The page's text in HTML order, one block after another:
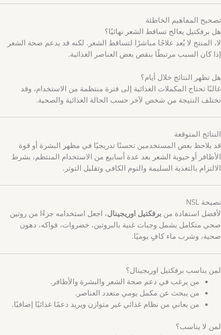
تصحيح المفاهيم الخاطئة
هل برفكتيل يعالج تساقط الشعر نهائيًا؟
لا، المنتج لا يُعد علاجًا مباشرًا لتساقط الشعر. لكنه قد يدعم صحة الشعر
إذا كان السبب مرتبطًا بنقص بعض العناصر الغذائية.
هل تظهر النتائج خلال أيام؟
غالبًا تحتاج المكملات الغذائية إلى فترة منتظمة من الاستخدام، وقد
تختلف النتيجة من شخص لآخر حسب الحالة الغذائية والصحية.
النتائج المتوقعة
قد يلاحظ بعض المستخدمين تحسنًا تدريجيًا في مظهر البشرة أو قوة
الأظافر أو حيوية الشعر بعد عدة أسابيع من الاستخدام المنتظم، بشرط
الالتزام بالتغذية السليمة والنوم الكافي وتقليل التوتر.
نصيحة NSL
لأفضل استفادة من برفكتيل اوريجينال، اجعل استخدامه جزءًا من روتين
صحي متكامل يشمل وجبات غنية بالبروتين، خضروات، فواكه، دهون
صحية، وشرب ماء كافٍ يوميًا.
لمن يناسب برفكتيل اوريجينال؟
من يرغب في دعم صحة الشعر والبشرة والأظافر.
من يبحث عن مكمل يومي متعدد العناصر.
من يعاني من نظام غذائي غير متوازن ويريد دعمًا غذائيًا إضافيًا.
لمن لا يناسب؟